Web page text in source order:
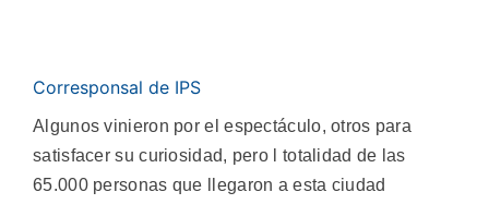
Corresponsal de IPS
Algunos vinieron por el espectáculo, otros para
satisfacer su curiosidad, pero l totalidad de las
65.000 personas que llegaron a esta ciudad